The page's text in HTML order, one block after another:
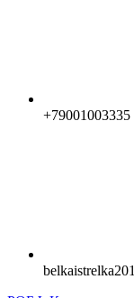
+79001003335